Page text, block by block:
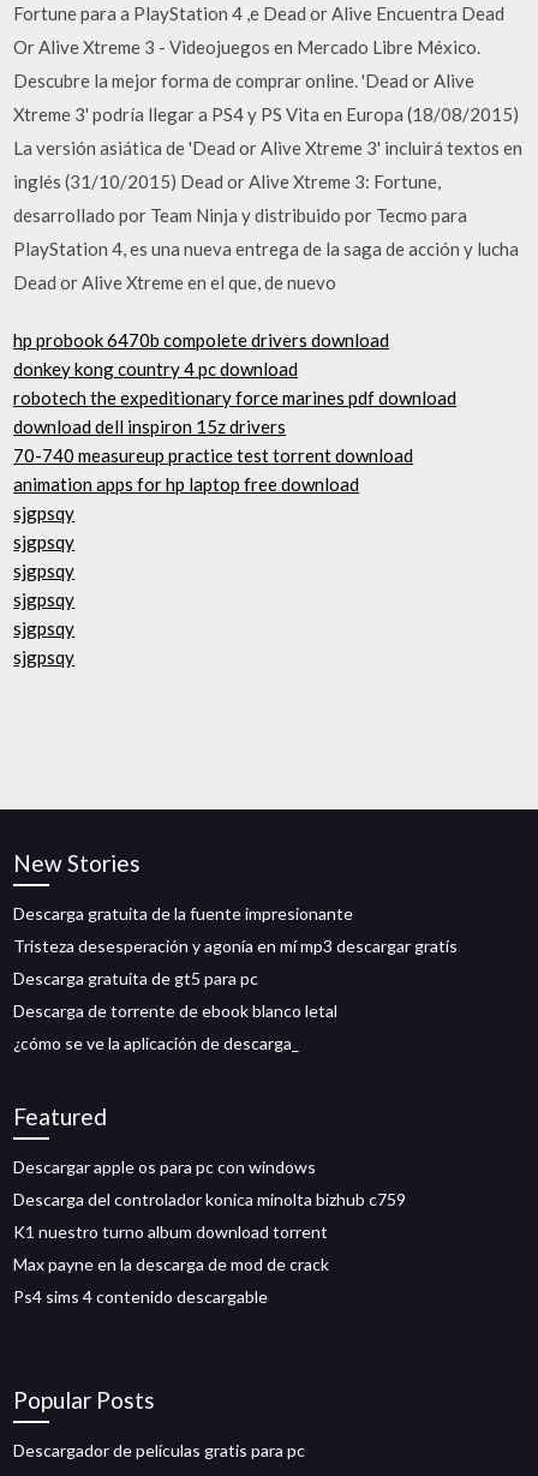
Fortune para a PlayStation 4 ,e Dead or Alive Encuentra Dead
Or Alive Xtreme 3 - Videojuegos en Mercado Libre México.
Descubre la mejor forma de comprar online. 'Dead or Alive
Xtreme 3' podría llegar a PS4 y PS Vita en Europa (18/08/2015)
La versión asiática de 'Dead or Alive Xtreme 3' incluirá textos en
inglés (31/10/2015) Dead or Alive Xtreme 3: Fortune,
desarrollado por Team Ninja y distribuido por Tecmo para
PlayStation 4, es una nueva entrega de la saga de acción y lucha
Dead or Alive Xtreme en el que, de nuevo
hp probook 6470b compolete drivers download
donkey kong country 4 pc download
robotech the expeditionary force marines pdf download
download dell inspiron 15z drivers
70-740 measureup practice test torrent download
animation apps for hp laptop free download
sjgpsqy
sjgpsqy
sjgpsqy
sjgpsqy
sjgpsqy
sjgpsqy
New Stories
Descarga gratuita de la fuente impresionante
Tristeza desesperación y agonía en mí mp3 descargar gratis
Descarga gratuita de gt5 para pc
Descarga de torrente de ebook blanco letal
¿cómo se ve la aplicación de descarga_
Featured
Descargar apple os para pc con windows
Descarga del controlador konica minolta bizhub c759
K1 nuestro turno album download torrent
Max payne en la descarga de mod de crack
Ps4 sims 4 contenido descargable
Popular Posts
Descargador de películas gratis para pc